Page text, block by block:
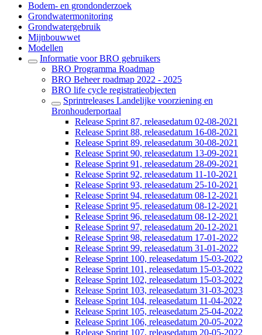
Bodem- en grondonderzoek
Grondwatermonitoring
Grondwatergebruik
Mijnbouwwet
Modellen
Informatie voor BRO gebruikers
BRO Programma Roadmap
BRO Beheer roadmap 2022 - 2025
BRO life cycle registratieobjecten
Sprintreleases Landelijke voorziening en
Bronhouderportaal
Release Sprint 87, releasedatum 02-08-2021
Release Sprint 88, releasedatum 16-08-2021
Release Sprint 89, releasedatum 30-08-2021
Release Sprint 90, releasedatum 13-09-2021
Release Sprint 91, releasedatum 28-09-2021
Release Sprint 92, releasedatum 11-10-2021
Release Sprint 93, releasedatum 25-10-2021
Release Sprint 94, releasedatum 08-12-2021
Release Sprint 95, releasedatum 08-12-2021
Release Sprint 96, releasedatum 08-12-2021
Release Sprint 97, releasedatum 20-12-2021
Release Sprint 98, releasedatum 17-01-2022
Release Sprint 99, releasedatum 31-01-2022
Release Sprint 100, releasedatum 15-03-2022
Release Sprint 101, releasedatum 15-03-2022
Release Sprint 102, releasedatum 15-03-2022
Release Sprint 103, releasedatum 31-03-2023
Release Sprint 104, releasedatum 11-04-2022
Release Sprint 105, releasedatum 25-04-2022
Release Sprint 106, releasedatum 20-05-2022
Release Sprint 107, releasedatum 20-05-2022